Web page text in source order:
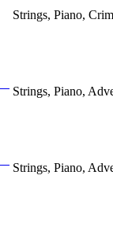
Strings, Piano,
Strings, Piano,
Strings, Piano,